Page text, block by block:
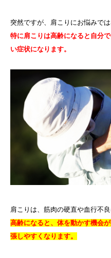
突然ですが、肩こりにお悩みで
特に肩こりは高齢になると自分
い症状になります。
肩こりは、筋肉の硬直や血行不
高齢になると、体を動かす機会
張しやすくなります。